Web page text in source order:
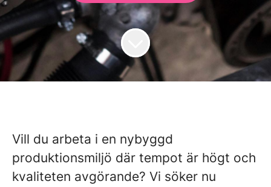
Vill du arbeta i en nybyggd
produktionsmiljö där tempot är högt och
kvaliteten avgörande? Vi söker nu